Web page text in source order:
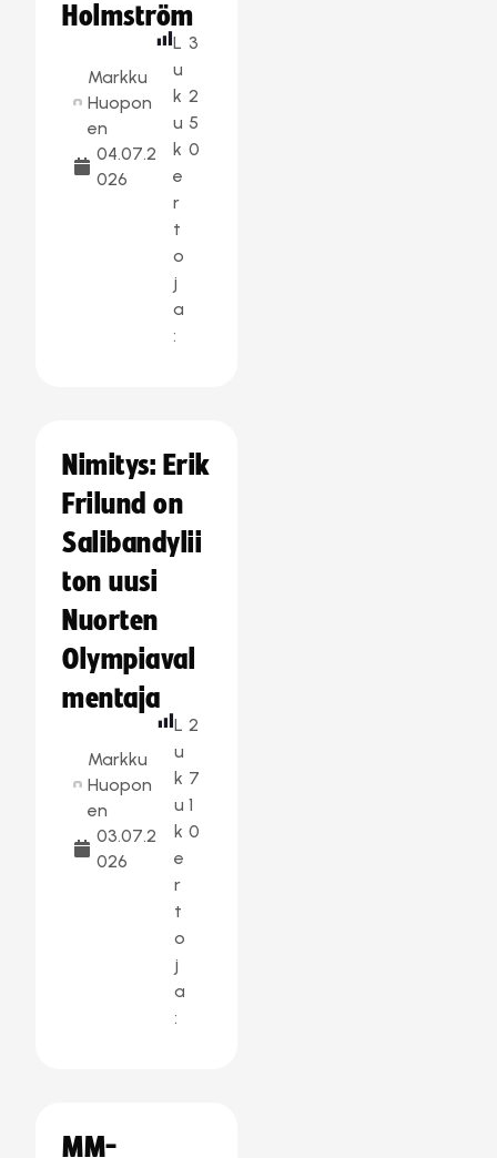
Holmström
Markku
Huopon
en
04.07.2
026
L
u
k
u
k
e
r
t
o
j
a
:
3
2
5
0
Nimitys: Erik
Frilund on
Salibandylii
ton uusi
Nuorten
Olympiaval
mentaja
Markku
Huopon
en
03.07.2
026
L
u
k
u
k
e
r
t
o
j
a
:
2
7
1
0
MM-